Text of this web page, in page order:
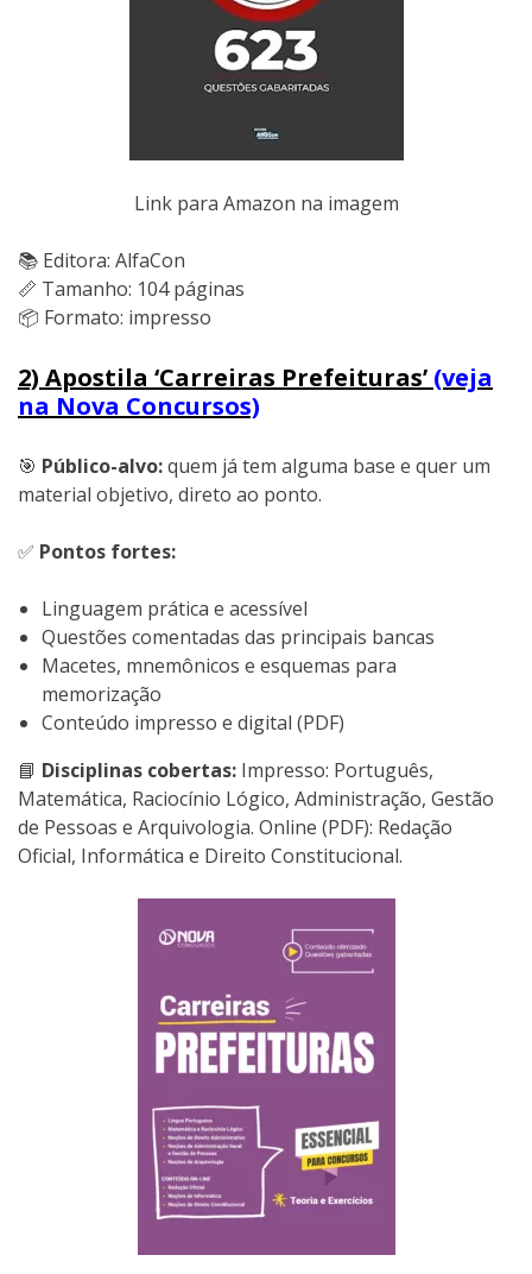
Link para Amazon na imagem
📚 Editora: AlfaCon
📏 Tamanho: 104 páginas
📦 Formato: impresso
2) Apostila ‘Carreiras Prefeituras’ (veja
na Nova Concursos)
🎯 Público-alvo:quem já tem alguma base e quer um
material objetivo, direto ao ponto.
✅ Pontos fortes:
Linguagem prática e acessível
Questões comentadas das principais bancas
Macetes, mnemônicos e esquemas para
memorização
Conteúdo impresso e digital (PDF)
📘 Disciplinas cobertas: Impresso: Português,
Matemática, Raciocínio Lógico, Administração, Gestão
de Pessoas e Arquivologia. Online (PDF): Redação
Oficial, Informática e Direito Constitucional.